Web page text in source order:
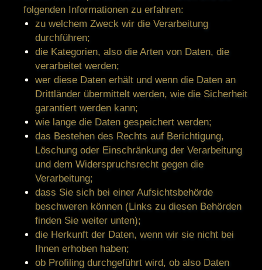
folgenden Informationen zu erfahren:
zu welchem Zweck wir die Verarbeitung
durchführen;
die Kategorien, also die Arten von Daten, die
verarbeitet werden;
wer diese Daten erhält und wenn die Daten an
Drittländer übermittelt werden, wie die Sicherheit
garantiert werden kann;
wie lange die Daten gespeichert werden;
das Bestehen des Rechts auf Berichtigung,
Löschung oder Einschränkung der Verarbeitung
und dem Widerspruchsrecht gegen die
Verarbeitung;
dass Sie sich bei einer Aufsichtsbehörde
beschweren können (Links zu diesen Behörden
finden Sie weiter unten);
die Herkunft der Daten, wenn wir sie nicht bei
Ihnen erhoben haben;
ob Profiling durchgeführt wird, ob also Daten